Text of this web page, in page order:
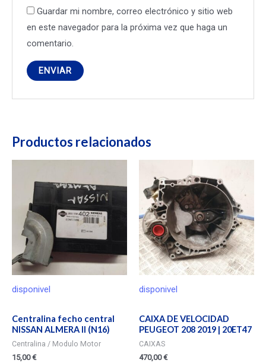
Guardar mi nombre, correo electrónico y sitio web
en este navegador para la próxima vez que haga un
comentario.
Productos relacionados
disponivel
Centralina fecho central
NISSAN ALMERA II (N16)
Centralina / Modulo Motor
15,00€
disponivel
CAIXA DE VELOCIDAD
PEUGEOT 208 2019 | 20ET47
CAIXAS
470,00€